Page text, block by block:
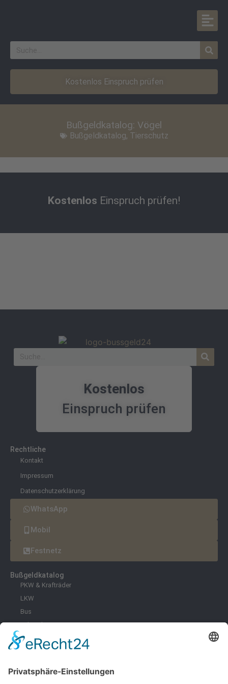
Kostenlos Einspruch prüfen
Bußgeldkatalog: Vögel
Bußgeldkatalog, Tierschutz
Kostenlos Einspruch prüfen!
Kostenlos
Einspruch prüfen
Rechtliche
Kontakt
Impressum
Datenschutzerklärung
WhatsApp
Mobil
Festnetz
Bußgeldkatalog
PKW & Krafträder
LKW
Bus
Fahrräder & E-Scooter
Zoll
Umwelt
Infektionsschutz